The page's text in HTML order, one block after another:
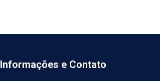
Informações e Contato